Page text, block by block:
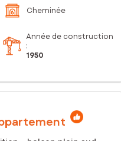
Cheminée
Année de construction
:
1950